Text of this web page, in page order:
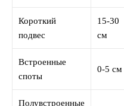
Короткий
подвес
15-30
см
Встроенные
споты
0-5 см
Полувстроенные